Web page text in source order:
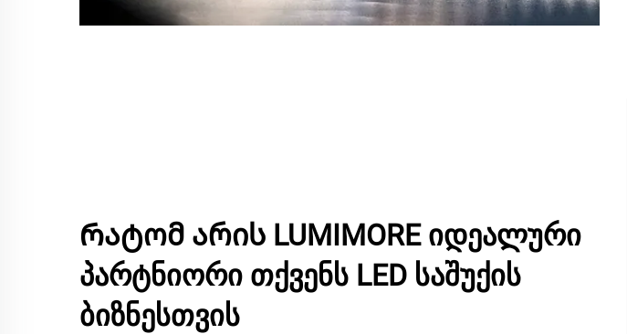
Რატომ არის LUMIMORE იდეალური
პარტნიორი თქვენს LED საშუქის
ბიზნესთვის